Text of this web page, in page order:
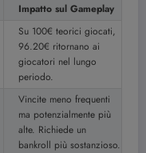
Impatto sul Gameplay
Su 100€ teorici giocati,
96.20€ ritornano ai
giocatori nel lungo
periodo.
Vincite meno frequenti
ma potenzialmente più
alte. Richiede un
bankroll più sostanzioso.